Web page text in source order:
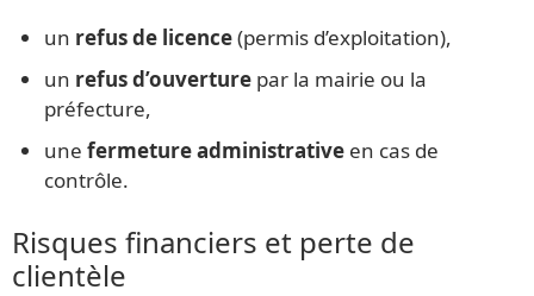
un refus de licence(permis d’exploitation),
un refus d’ouverture par la mairie ou la
préfecture,
unefermeture administrative en cas de
contrôle.
Risques financiers et perte de
clientèle